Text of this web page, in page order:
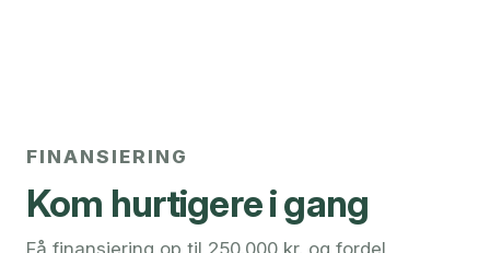
FINANSIERING
Kom hurtigere i gang
Få finansiering op til 250.000 kr. og fordel